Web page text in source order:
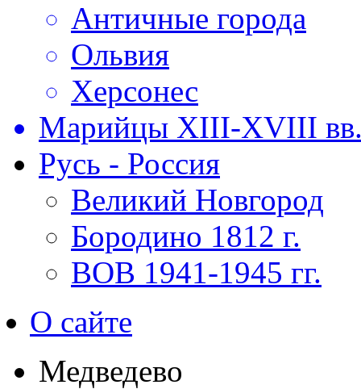
Античные города
Ольвия
Херсонес
Марийцы XIII-XVIII
Русь - Россия
Великий Новгород
Бородино 1812 г.
ВОВ 1941-1945 гг.
О сайте
Медведево